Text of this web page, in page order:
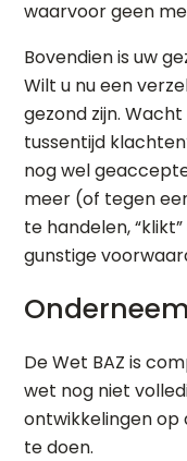
waarvoor geen
Bovendien is uw
Wilt u nu een
gezond zijn.
tussentijd
nog wel
meer (of tegen
te handelen,
gunstige
De Wet BAZ is
wet nog niet
ontwikkelingen op
te doen.